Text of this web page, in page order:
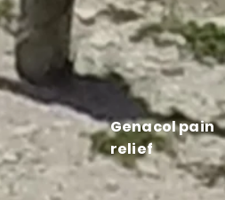
Genacol pain
relief